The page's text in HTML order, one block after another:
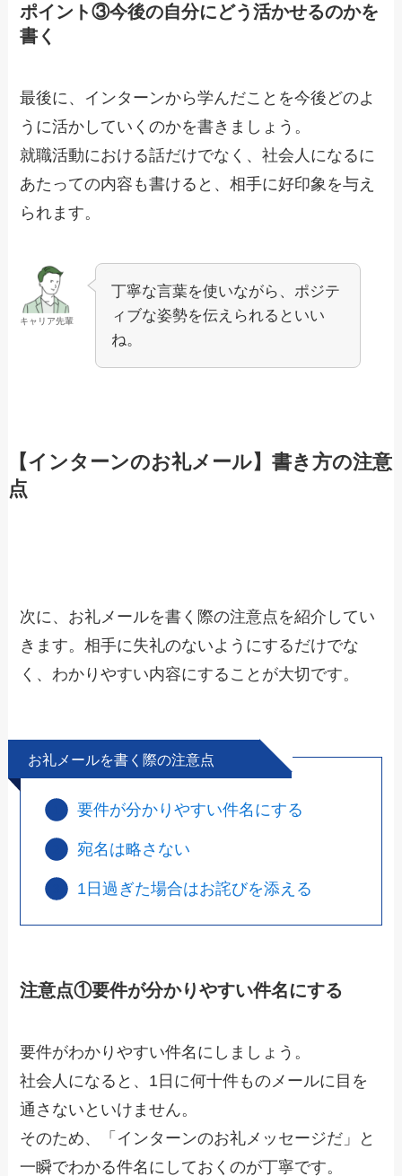
ポイント③今後の自分にどう活かせるのかを
書く
最後に、インターンから学んだことを今後どのよ
うに活かしていくのかを書きましょう。
就職活動における話だけでなく、社会人になるに
あたっての内容も書けると、相手に好印象を与え
られます。
キャリア先輩
丁寧な言葉を使いながら、ポジテ
ィブな姿勢を伝えられるといい
ね。
【インターンのお礼メール】書き方の注意
点
次に、お礼メールを書く際の注意点を紹介してい
きます。相手に失礼のないようにするだけでな
く、わかりやすい内容にすることが大切です。
お礼メールを書く際の注意点
要件が分かりやすい件名にする
宛名は略さない
1日過ぎた場合はお詫びを添える
注意点①要件が分かりやすい件名にする
要件がわかりやすい件名にしましょう。
社会人になると、1日に何十件ものメールに目を
通さないといけません。
そのため、「インターンのお礼メッセージだ」と
一瞬でわかる件名にしておくのが丁寧です。